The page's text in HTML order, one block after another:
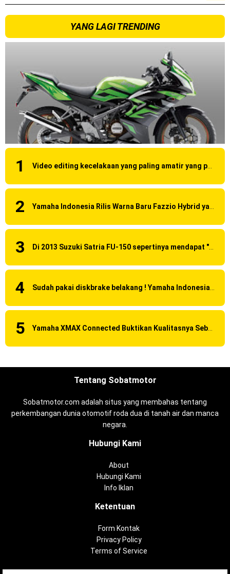
YANG LAGI TRENDING
Tentang Sobatmotor
Sobatmotor.com adalah situs yang membahas tentang
perkembangan dunia otomotif roda dua di tanah air dan manca
negara.
Hubungi Kami
About
Hubungi Kami
Info Iklan
Ketentuan
Form Kontak
Privacy Policy
Terms of Service